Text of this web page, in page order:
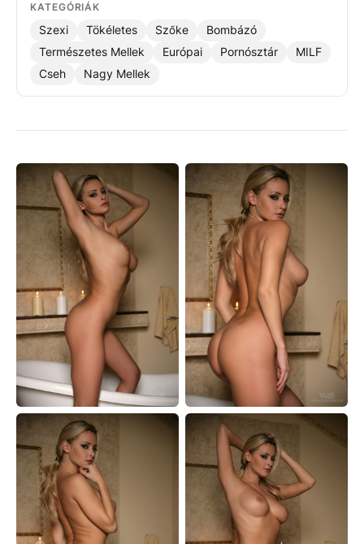
KATEGÓRIÁK
Szexi Tökéletes Szőke
Bombázó
Természetes Mellek
Európai Pornósztár
MILF
Cseh
Nagy Mellek